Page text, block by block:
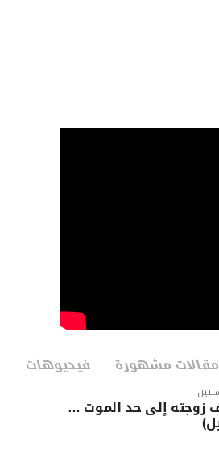
مقالات مشهورة فيديوهات
زوجته إلى حد الموت …